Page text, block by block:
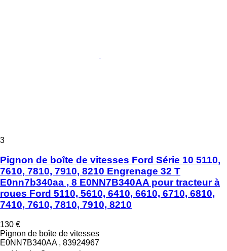
3
Pignon de boîte de vitesses Ford Série 10 5110,
7610, 7810, 7910, 8210 Engrenage 32 T
E0nn7b340aa , 8 E0NN7B340AA pour tracteur à
roues Ford 5110, 5610, 6410, 6610, 6710, 6810,
7410, 7610, 7810, 7910, 8210
130 €
Pignon de boîte de vitesses
E0NN7B340AA , 83924967